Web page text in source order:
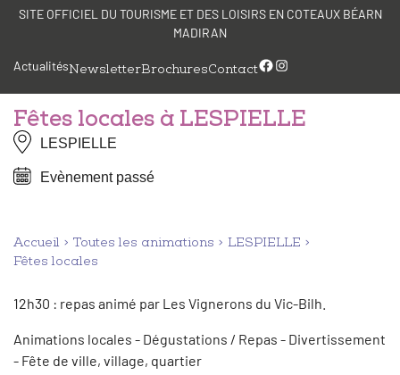
Panneau de gestion des cookies
AllerSITE OFFICIEL DU TOURISME ET DES LOISIRS EN COTEAUX BÉARN
MADIRAN
ActualitésNewsletterBrochuresContactFacebook
Instagram
Fêtes locales à LESPIELLE
LESPIELLE
Evènement passé
Accueil Toutes les animations
LESPIELLE
Fêtes locales
12h30 : repas animé par Les Vignerons du Vic-Bilh.
Animations locales - Dégustations / Repas - Divertissement
- Fête de ville, village, quartier